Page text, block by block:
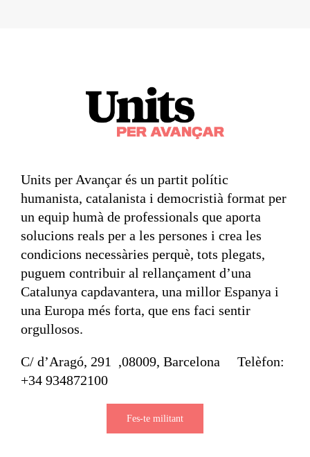
Units per Avançar és un partit polític
humanista, catalanista i democristià format per
un equip humà de professionals que aporta
solucions reals per a les persones i crea les
condicions necessàries perquè, tots plegats,
puguem contribuir al rellançament d’una
Catalunya capdavantera, una millor Espanya i
una Europa més forta, que ens faci sentir
orgullosos.
C/ d’Aragó, 291 ,08009, Barcelona Telèfon:
+34 934872100
Fes-te militant